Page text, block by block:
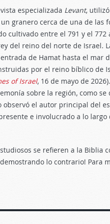
especializada Levant,
granero cerca de una de las
cultivado entre el 791 y el 772
del reino del norte de Israel.
de Hamat hasta el mar
por el reino bíblico de
of Israel, 16 de mayo de
sobre la región, como
observó el autor principal del
e involucrado a lo
se refieren a la Biblia
lo contrario! Para